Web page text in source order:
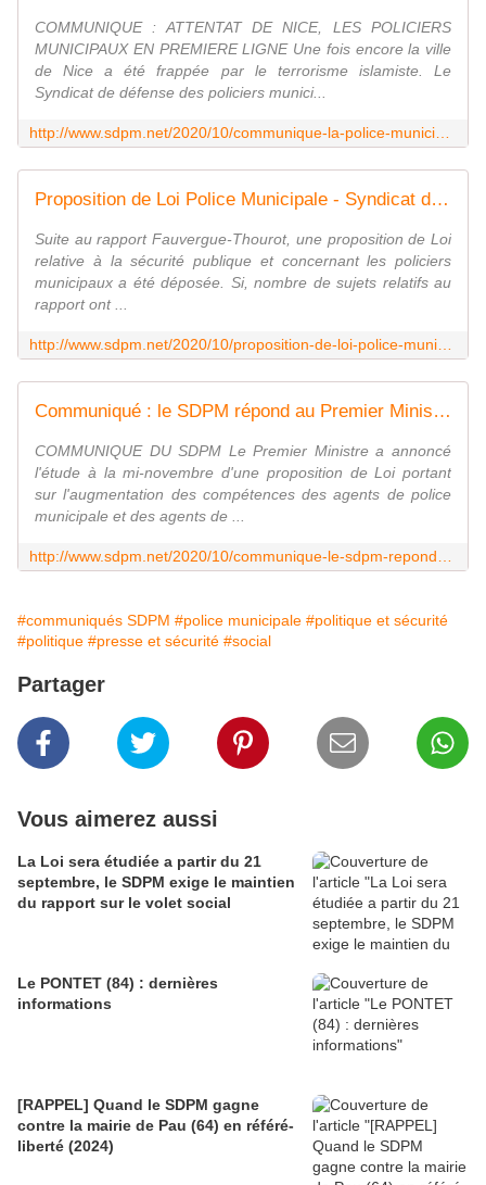
COMMUNIQUE : ATTENTAT DE NICE, LES POLICIERS
MUNICIPAUX EN PREMIERE LIGNE Une fois encore la ville
de Nice a été frappée par le terrorisme islamiste. Le
Syndicat de défense des policiers munici...
Proposition de Loi Police Municipale - Syndicat de la Police Municipale N°1 : SDPM / National
Suite au rapport Fauvergue-Thourot, une proposition de Loi
relative à la sécurité publique et concernant les policiers
municipaux a été déposée. Si, nombre de sujets relatifs au
rapport ont ...
Communiqué : le SDPM répond au Premier Ministre CASTEX - Syndicat de la Police Municipale N°1 : SDPM / National
COMMUNIQUE DU SDPM Le Premier Ministre a annoncé
l'étude à la mi-novembre d'une proposition de Loi portant
sur l'augmentation des compétences des agents de police
municipale et des agents de ...
#communiqués SDPM #police municipale #politique et sécurité
#politique #presse et sécurité #social
Partager
Vous aimerez aussi
La Loi sera étudiée a partir du 21
septembre, le SDPM exige le maintien
du rapport sur le volet social
Le PONTET (84) : dernières
informations
[RAPPEL] Quand le SDPM gagne
contre la mairie de Pau (64) en référé-
liberté (2024)